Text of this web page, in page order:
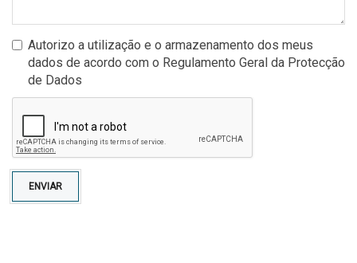
Autorizo a utilização e o armazenamento dos meus
dados de acordo com o Regulamento Geral da Protecção
de Dados
ENVIAR